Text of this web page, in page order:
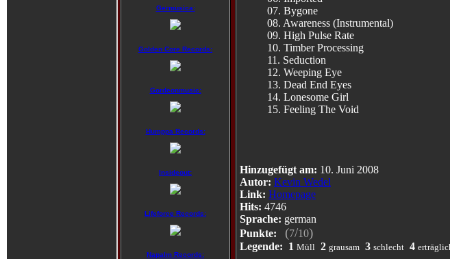
Germusica:
Golden Core Records:
Gordeonmusic:
Humppa Records:
Insideout:
Lifeforce Records:
Napalm Records:
07. Bygone
08. Awareness (Instrumental)
09. High Pulse Rate
10. Timber Processing
11. Seduction
12. Weeping Eye
13. Dead End Eyes
14. Lonesome Girl
15. Feeling The Void
Hinzugefügt am: 10. Juni 2008
Autor: Kevin Wedel
Link: Homepage
Hits: 4746
Sprache: german
Punkte:
(7/10)
Legende: 1 Müll 2 grausam 3 schlecht 4